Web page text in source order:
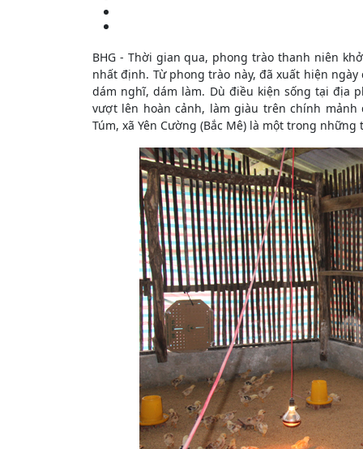
BHG - Thời gian qua, phong trào thanh niên
nhất định. Từ phong trào này, đã xuất hiện
dám nghĩ, dám làm. Dù điều kiện sống tại địa
vượt lên hoàn cảnh, làm giàu trên chính mảnh
Túm, xã Yên Cường (Bắc Mê) là một trong